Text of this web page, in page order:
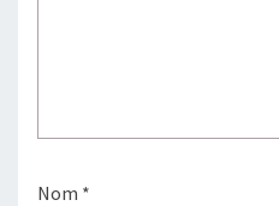
Nom *